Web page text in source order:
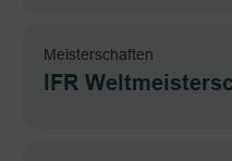
Meisterschaften
IFR